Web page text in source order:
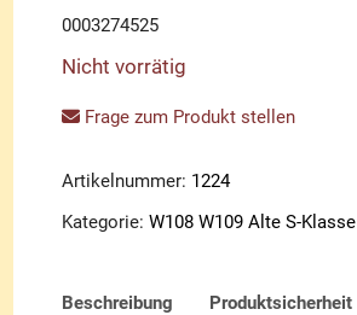
0003274525
Nicht vorrätig
Frage zum Produkt stellen
Artikelnummer: 1224
Kategorie:W108 W109 Alte S-Klasse
Beschreibung Produktsicherheit